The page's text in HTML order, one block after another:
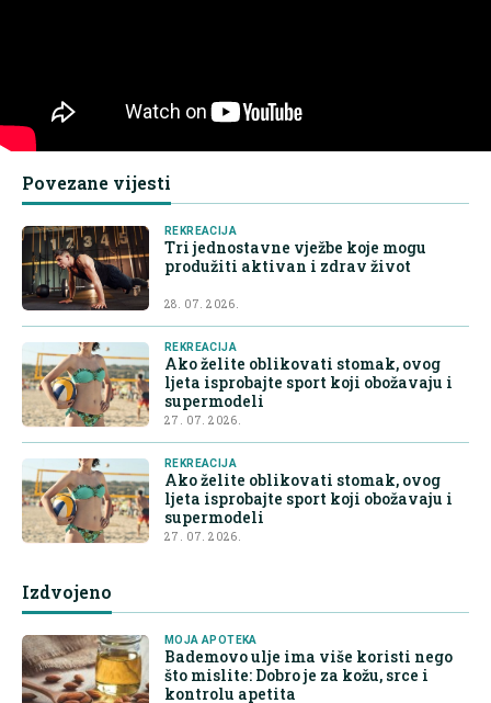
Povezane vijesti
REKREACIJA
Tri jednostavne vježbe koje mogu
produžiti aktivan i zdrav život
28. 07. 2026.
REKREACIJA
Ako želite oblikovati stomak, ovog
ljeta isprobajte sport koji obožavaju i
supermodeli
27. 07. 2026.
REKREACIJA
Ako želite oblikovati stomak, ovog
ljeta isprobajte sport koji obožavaju i
supermodeli
27. 07. 2026.
Izdvojeno
MOJA APOTEKA
Bademovo ulje ima više koristi nego
što mislite: Dobro je za kožu, srce i
kontrolu apetita